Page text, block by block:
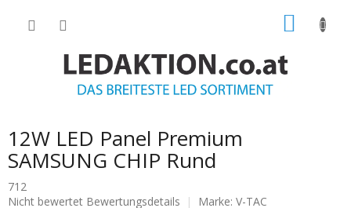
12W LED Panel Premium
SAMSUNG CHIP Rund
712
Die
Nicht bewertet Bewertungsdetails Marke: V-TAC